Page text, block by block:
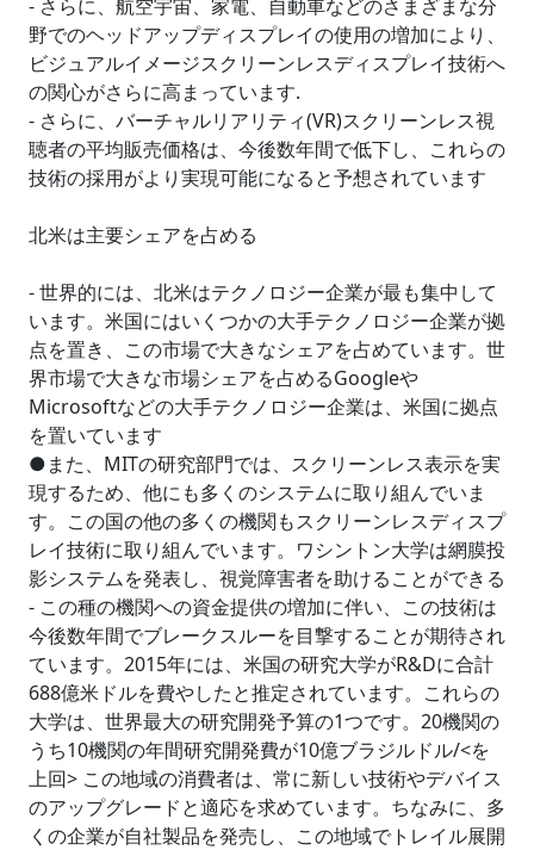
- さらに、航空宇宙、家電、自動車などのさまざまな分
野でのヘッドアップディスプレイの使用の増加により、
ビジュアルイメージスクリーンレスディスプレイ技術へ
の関心がさらに高まっています.
- さらに、バーチャルリアリティ(VR)スクリーンレス視
聴者の平均販売価格は、今後数年間で低下し、これらの
技術の採用がより実現可能になると予想されています
北米は主要シェアを占める
- 世界的には、北米はテクノロジー企業が最も集中して
います。米国にはいくつかの大手テクノロジー企業が拠
点を置き、この市場で大きなシェアを占めています。世
界市場で大きな市場シェアを占めるGoogleや
Microsoftなどの大手テクノロジー企業は、米国に拠点
を置いています
●また、MITの研究部門では、スクリーンレス表示を実
現するため、他にも多くのシステムに取り組んでいま
す。この国の他の多くの機関もスクリーンレスディスプ
レイ技術に取り組んでいます。ワシントン大学は網膜投
影システムを発表し、視覚障害者を助けることができる
- この種の機関への資金提供の増加に伴い、この技術は
今後数年間でブレークスルーを目撃することが期待され
ています。2015年には、米国の研究大学がR&Dに合計
688億米ドルを費やしたと推定されています。これらの
大学は、世界最大の研究開発予算の1つです。20機関の
うち10機関の年間研究開発費が10億ブラジルドル/<を
上回> この地域の消費者は、常に新しい技術やデバイス
のアップグレードと適応を求めています。ちなみに、多
くの企業が自社製品を発売し、この地域でトレイル展開